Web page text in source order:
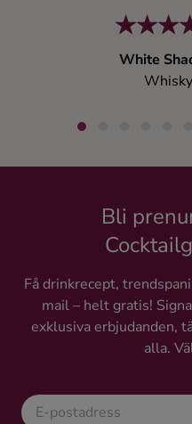
White
Whisky
Bli
Få drinkrecept,
mail – helt gratis!
exklusiva erbjudanden,
alla.